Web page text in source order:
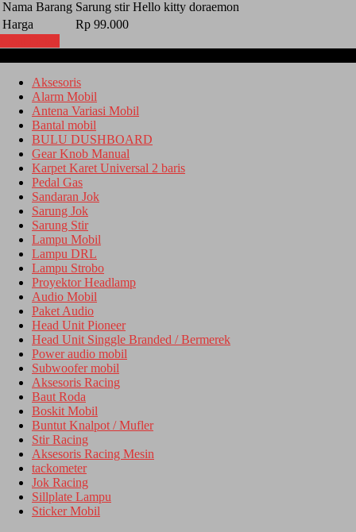
Nama Barang Sarung stir Hello kitty doraemon
Harga
Rp 99.000
Aksesoris
Alarm Mobil
Antena Variasi Mobil
Bantal mobil
BULU DUSHBOARD
Gear Knob Manual
Karpet Karet Universal 2 baris
Pedal Gas
Sandaran Jok
Sarung Jok
Sarung Stir
Lampu Mobil
Lampu DRL
Lampu Strobo
Proyektor Headlamp
Audio Mobil
Paket Audio
Head Unit Pioneer
Head Unit Singgle Branded / Bermerek
Power audio mobil
Subwoofer mobil
Aksesoris Racing
Baut Roda
Boskit Mobil
Buntut Knalpot / Mufler
Stir Racing
Aksesoris Racing Mesin
tackometer
Jok Racing
Sillplate Lampu
Sticker Mobil